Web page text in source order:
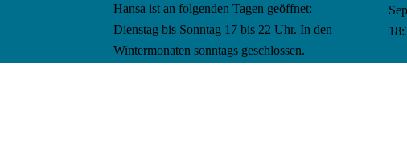
Hansa ist an folgenden Tagen geöffnet:
Dienstag bis Sonntag 17 bis 22 Uhr. In den
Wintermonaten sonntags geschlossen.